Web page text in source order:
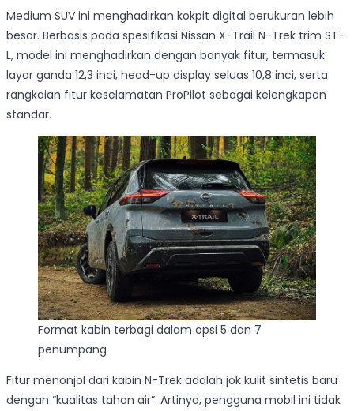
Medium SUV ini menghadirkan kokpit digital berukuran lebih
besar. Berbasis pada spesifikasi Nissan X-Trail N-Trek trim ST-
L, model ini menghadirkan dengan banyak fitur, termasuk
layar ganda 12,3 inci, head-up display seluas 10,8 inci, serta
rangkaian fitur keselamatan ProPilot sebagai kelengkapan
standar.
Format kabin terbagi dalam opsi 5 dan 7
penumpang
Fitur menonjol dari kabin N-Trek adalah jok kulit sintetis baru
dengan “kualitas tahan air”. Artinya, pengguna mobil ini tidak